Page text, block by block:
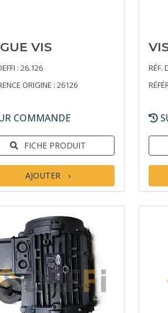
VIS
: 26.126
ORIGINE : 26126
COMMANDE
FICHE PRODUIT
AJOUTER
RÉF.